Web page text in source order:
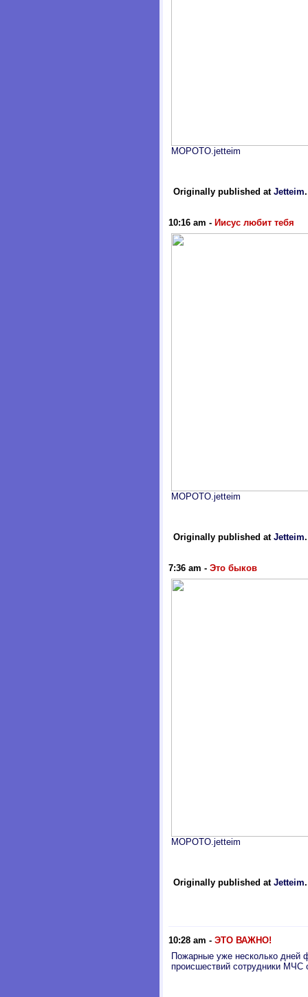
MOPOTO.jetteim
Originally published at Jetteim
10:16 am - Иисус любит тебя
MOPOTO.jetteim
Originally published at Jetteim
7:36 am - Это быков
MOPOTO.jetteim
Originally published at Jetteim
10:28 am - ЭТО ВАЖНО!
Пожарные уже несколько дней
происшествий сотрудники МЧС